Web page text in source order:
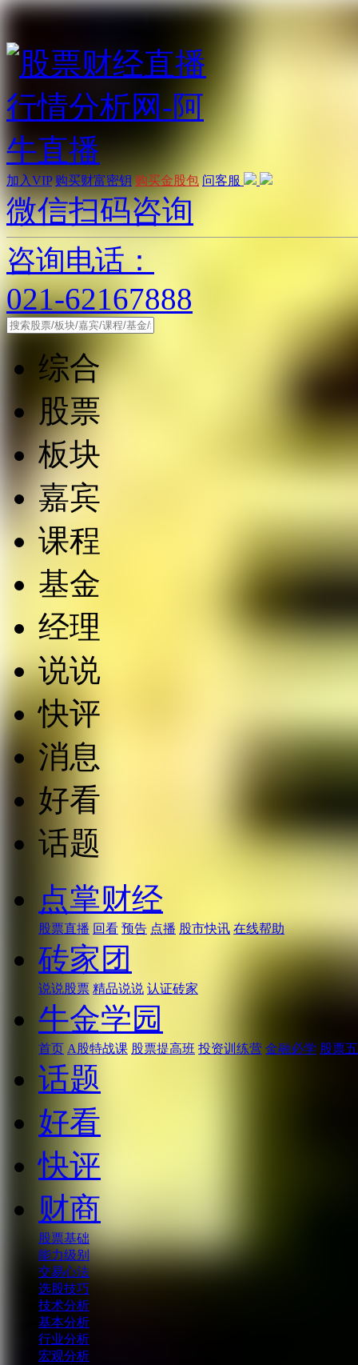
加入VIP 购买财富密钥 购买金股包 问客服
微信扫码咨询
咨询电话：
021-62167888
综合
股票
板块
嘉宾
课程
基金
经理
说说
快评
消息
好看
话题
点掌财经
股票直播 回看 预告 点播 股市快讯 在线帮助
砖家团
说说股票 精品说说 认证砖家
牛金学园
首页 A股特战课 股票提高班 投资训练营 金融必学 股票
话题
好看
快评
财商
股票基础
能力级别
交易心法
选股技巧
技术分析
基本分析
行业分析
宏观分析